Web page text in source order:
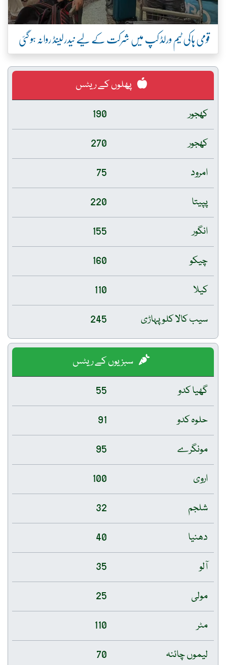
قومی ہاکی ٹیم ورلڈ کپ میں شرکت کے لیے نیدرلینڈ روانہ ہو گئی
پھلوں کے ریٹس
کھجور
190
کھجور
270
امرود
75
پپیتا
220
انگور
155
چیکو
160
کیلا
110
سیب کالا کلو پہاڑی
245
سبزیوں کے ریٹس
گھیا کدو
55
حلوہ کدو
91
مونگرے
95
اروی
100
شلجم
32
دھنیا
40
آلو
35
مولی
25
مٹر
110
لیموں چائنہ
70